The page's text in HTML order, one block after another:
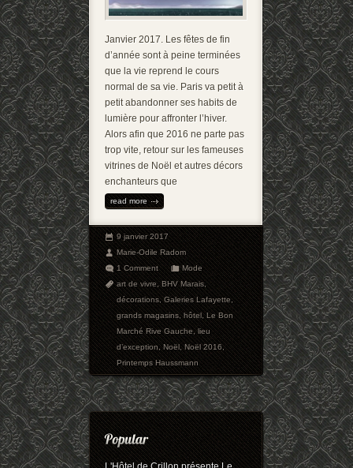
Janvier 2017. Les fêtes de fin
d’année sont à peine terminées
que la vie reprend le cours
normal de sa vie. Paris va petit à
petit abandonner ses habits de
lumière pour affronter l’hiver.
Alors afin que 2016 ne parte pas
trop vite, retour sur les fameuses
vitrines de Noël et autres décors
enchanteurs que
read more
9 janvier 2017
Marie-Odile Radom
1 Comment
Mode
art de vivre,BHV Marais,
décorations,Galeries Lafayette,
grands magasins,hôtel,Le Bon
Marché Rive Gauche,lieu
d’exception,Noël,Noël 2016,
Printemps Haussmann